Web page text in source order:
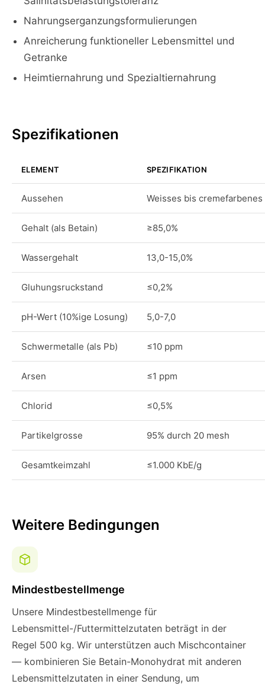
Nahrungserganzungsformulierungen
Anreicherung funktioneller Lebensmittel und
Getranke
Heimtiernahrung und Spezialtiernahrung
Spezifikationen
ELEMENT SPEZIFIKATION
Aussehen Weisses bis
Gehalt (als Betain) ≥85,0%
Wassergehalt 13,0-15,0%
Gluhungsruckstand ≤0,2%
pH-Wert (10%ige Losung) 5,0-7,0
Schwermetalle (als Pb) ≤10 ppm
Arsen ≤1 ppm
Chlorid ≤0,5%
Partikelgrosse 95% durch 20 mesh
Gesamtkeimzahl ≤1.000 KbE/g
Weitere Bedingungen
Mindestbestellmenge
Unsere Mindestbestellmenge für
Lebensmittel-/Futtermittelzutaten beträgt in der
Regel 500 kg. Wir unterstützen auch Mischcontainer
— kombinieren Sie Betain-Monohydrat mit anderen
Lebensmittelzutaten in einer Sendung, um